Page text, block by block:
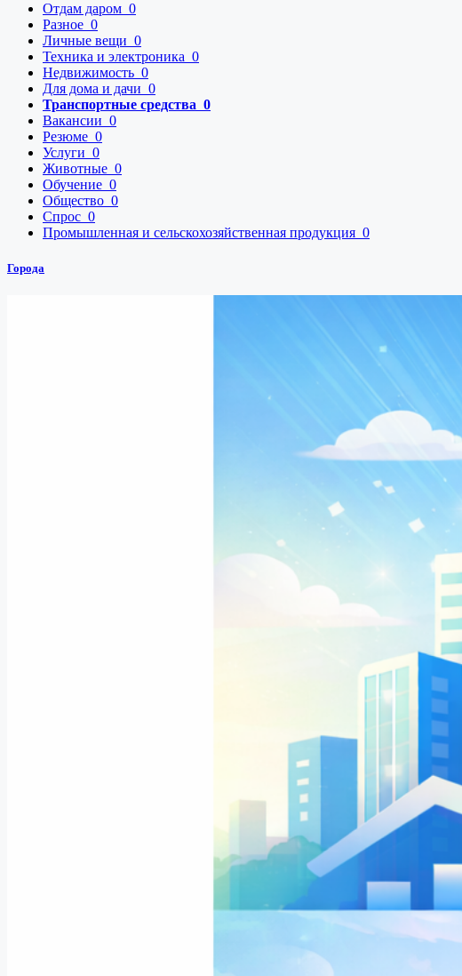
Отдам даром 0
Разное 0
Личные вещи 0
Техника и электроника 0
Недвижимость 0
Для дома и дачи 0
Транспортные средства 0
Вакансии 0
Резюме 0
Услуги 0
Животные 0
Обучение 0
Общество 0
Спрос 0
Промышленная и сельскохозяйственная продукция 0
Города